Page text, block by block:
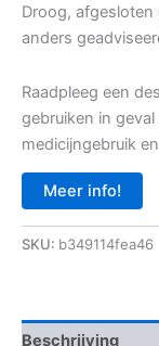
Droog, afgesloten
anders
Raadpleeg een
gebruiken in
medicijngebruik
Meer info!
SKU: b349114fea46
Beschrijving